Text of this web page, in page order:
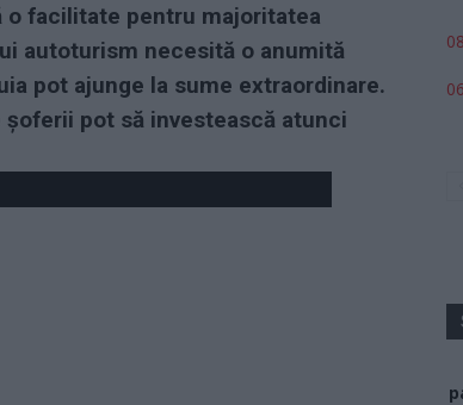
facilitate pentru majoritatea
autoturism necesită o anumită
pot ajunge la sume extraordinare.
pot să investească atunci